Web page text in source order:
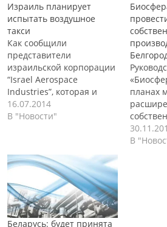
Израиль планирует
испытать воздушное
такси
Как сообщили
представители
израильской корпорации
“Israel Aerospace
Industries”, которая и
занималась разработкой
этого уникального вида
пройдут первые
испытания их детища,
которое получило имя
“SkyTran”. Как
сообщается, принцип
работы воздушного такси,
16.07.2014
В "Новости"
планах
В
Беларусь: будет принята